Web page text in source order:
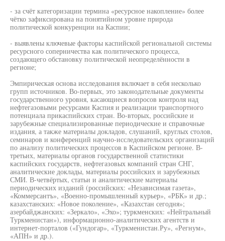
- за счёт категоризации термина «ресурсное накопление» более
чётко зафиксирована на понятийном уровне природа
политической конкуренции на Каспии;
- выявлены ключевые факторы каспийской региональной системы
ресурсного соперничества как политического процесса,
создающего обстановку политической неопределённости в
регионе;
Эмпирическая основа исследования включает в себя несколько
групп источников. Во-первых, это законодательные документы
государственного уровня, касающиеся вопросов контроля над
нефтегазовыми ресурсами Каспия и реализации транспортного
потенциала прикаспийских стран. Во-вторых, российские и
зарубежные специализированные периодические и справочные
издания, а также материалы докладов, слушаний, круглых столов,
семинаров и конференций научно-исследовательских организаций
по анализу политических процессов в Каспийском регионе. В-
третьих, материалы органов государственной статистики
каспийских государств, нефтегазовых компаний стран СНГ,
аналитические доклады, материалы российских и зарубежных
СМИ. В-четвёртых, статьи и аналитические материалы
периодических изданий (российских: «Независимая газета»,
«Коммерсантъ», «Военно-промышленный курьер», «РБК» и др.;
казахстанских: «Новое поколение», «Казахстан сегодня»;
азербайджанских: «Зеркало», «Эхо»; туркменских: «Нейтральный
Туркменистан»), информационно-аналитических агентств и
интернет-порталов («Гундогар», «Туркменистан.Ру», «Регнум»,
«АПН» и др.).